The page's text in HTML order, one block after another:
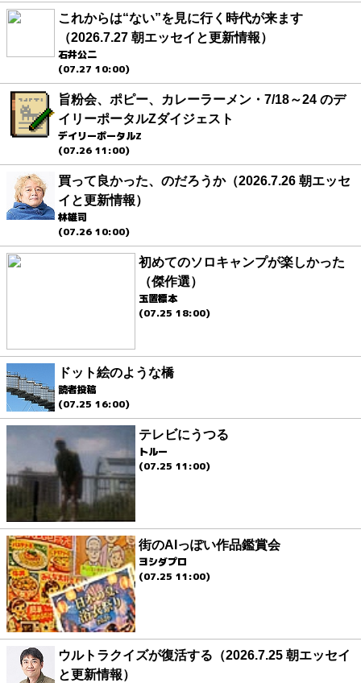
これからは“ない”を見に行く時代が来ます
（2026.7.27 朝エッセイと更新情報）
石井公二
(07.27 10:00)
旨粉会、ポピー、カレーラーメン・7/18～24 のデ
イリーポータルZダイジェスト
デイリーポータルZ
(07.26 11:00)
買って良かった、のだろうか（2026.7.26 朝エッセ
イと更新情報）
林雄司
(07.26 10:00)
初めてのソロキャンプが楽しかった
（傑作選）
玉置標本
(07.25 18:00)
ドット絵のような橋
読者投稿
(07.25 16:00)
テレビにうつる
トルー
(07.25 11:00)
街のAIっぽい作品鑑賞会
ヨシダプロ
(07.25 11:00)
ウルトラクイズが復活する（2026.7.25 朝エッセイ
と更新情報）